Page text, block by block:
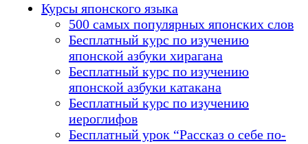
Курсы японского языка
500 самых популярных японских слов
Бесплатный курс по изучению
японской азбуки хирагана
Бесплатный курс по изучению
японской азбуки катакана
Бесплатный курс по изучению
иероглифов
Бесплатный урок “Рассказ о себе по-